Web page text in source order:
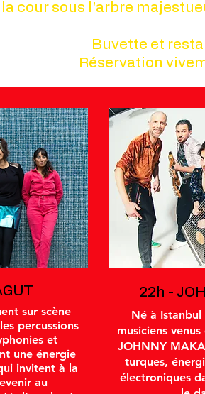
cour sous l'arbre
Buvette et
Réservation
sur scène
percussions
et
une énergie
invitent à la
au
22h -
Né à
musiciens
JOHNNY
turques,
électroniques